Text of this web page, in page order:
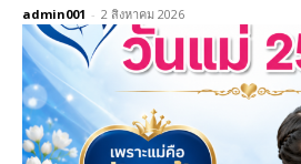
admin001 - 2 สิงหาคม 2026